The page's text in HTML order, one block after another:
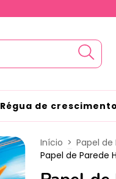
Régua de crescimento
Início > Papel de
Papel de Parede